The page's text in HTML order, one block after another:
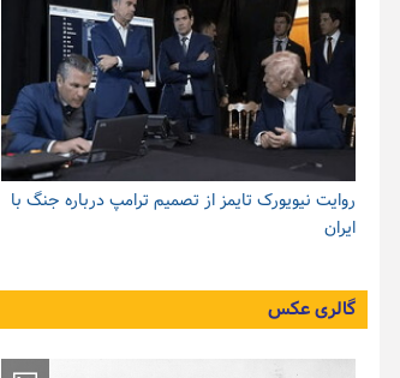
روایت نیویورک تایمز از تصمیم ترامپ درباره جنگ با
ایران
گالری عکس